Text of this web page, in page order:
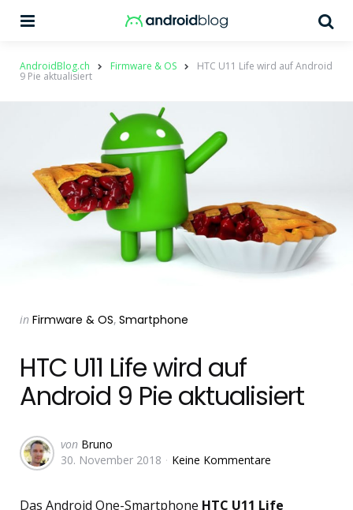
AndroidBlog.ch Firmware & OS HTC U11 Life wird auf Android
9 Pie aktualisiert
Categories
Posted
in Firmware & OS Smartphone
HTC U11 Life wird auf
Android 9 Pie aktualisiert
Geschrieben
von
von Bruno
30. November 2018
Keine Kommentare
Das Android One-Smartphone HTC U11 Life